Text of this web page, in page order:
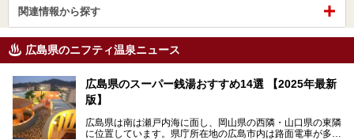
関連情報から探す
広島県のニフティ温泉ニュース
広島県のスーパー銭湯おすすめ14選 【2025年最新
版】
広島県は南は瀬戸内海に面し、岡山県の西隣・山口県の東隣
に位置しています。県庁所在地の広島市内は路面電車が多数